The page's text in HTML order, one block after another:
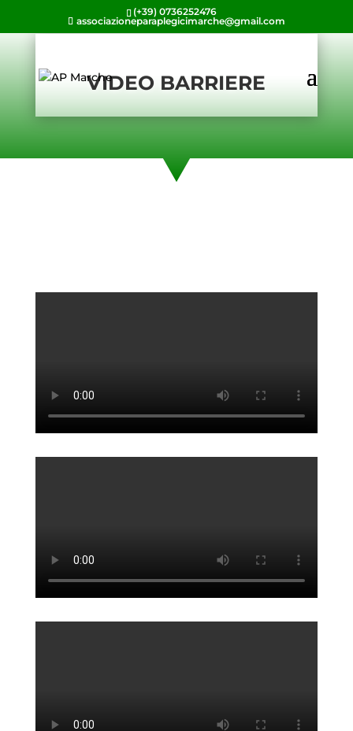
(+39) 0736252476
associazioneparaplegicimarche@gmail.com
VIDEO BARRIERE